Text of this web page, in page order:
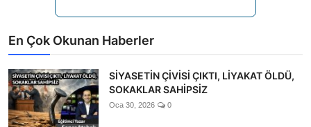
En Çok Okunan Haberler
SİYASETİN ÇİVİSİ ÇIKTI, LİYAKAT ÖLDÜ,
SOKAKLAR SAHİPSİZ
Oca 30, 2026 0